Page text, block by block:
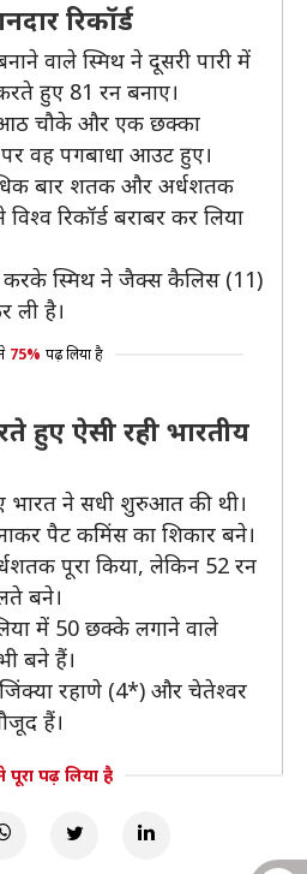
रिकॉर्ड
वाले स्मिथ ने दूसरी पारी में
हुए 81 रन बनाए।
आठ चौके और एक छक्का
वह पगबाधा आउट हुए।
बार शतक और अर्धशतक
रिकॉर्ड बराबर कर लिया
करके स्मिथ ने जैक्स कैलिस (11)
ली है।
75% पढ़ लिया है
हुए ऐसी रही भारतीय
भारत ने सधी शुरुआत की थी।
पैट कमिंस का शिकार बने।
पूरा किया, लेकिन 52 रन
बने।
में 50 छक्के लगाने वाले
बने हैं।
रहाणे (4*) और चेतेश्वर
हैं।
पढ़ लिया है